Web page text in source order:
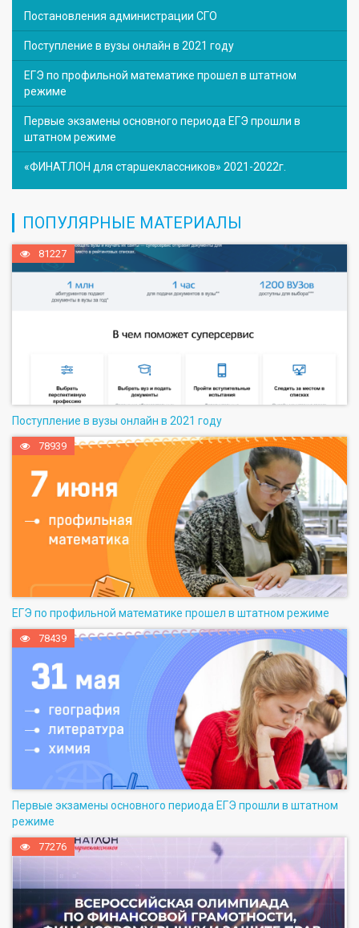
Постановления администрации СГО
Поступление в вузы онлайн в 2021 году
ЕГЭ по профильной математике прошел в штатном
режиме
Первые экзамены основного периода ЕГЭ прошли в
штатном режиме
«ФИНАТЛОН для старшеклассников» 2021-2022г.
ПОПУЛЯРНЫЕ МАТЕРИАЛЫ
81227
Поступление в вузы онлайн в 2021 году
78939
ЕГЭ по профильной математике прошел в штатном режиме
78439
Первые экзамены основного периода ЕГЭ прошли в штатном
режиме
77276